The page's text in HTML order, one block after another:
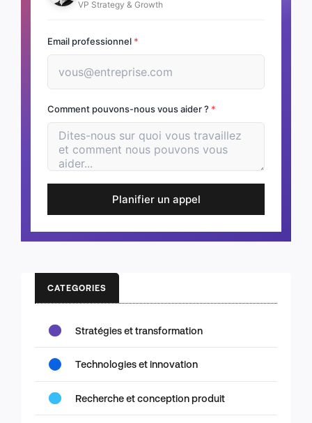
VP Strategy & Growth
Email professionnel *
Comment pouvons-nous vous aider ? *
Planifier un appel
CATEGORIES
Stratégies et transformation
Technologies et innovation
Recherche et conception produit